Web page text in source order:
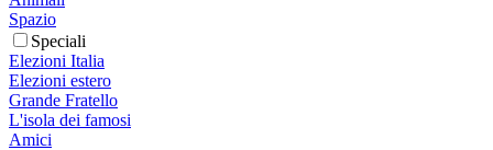
Spazio
Speciali
Elezioni Italia
Elezioni estero
Grande Fratello
L'isola dei famosi
Amici